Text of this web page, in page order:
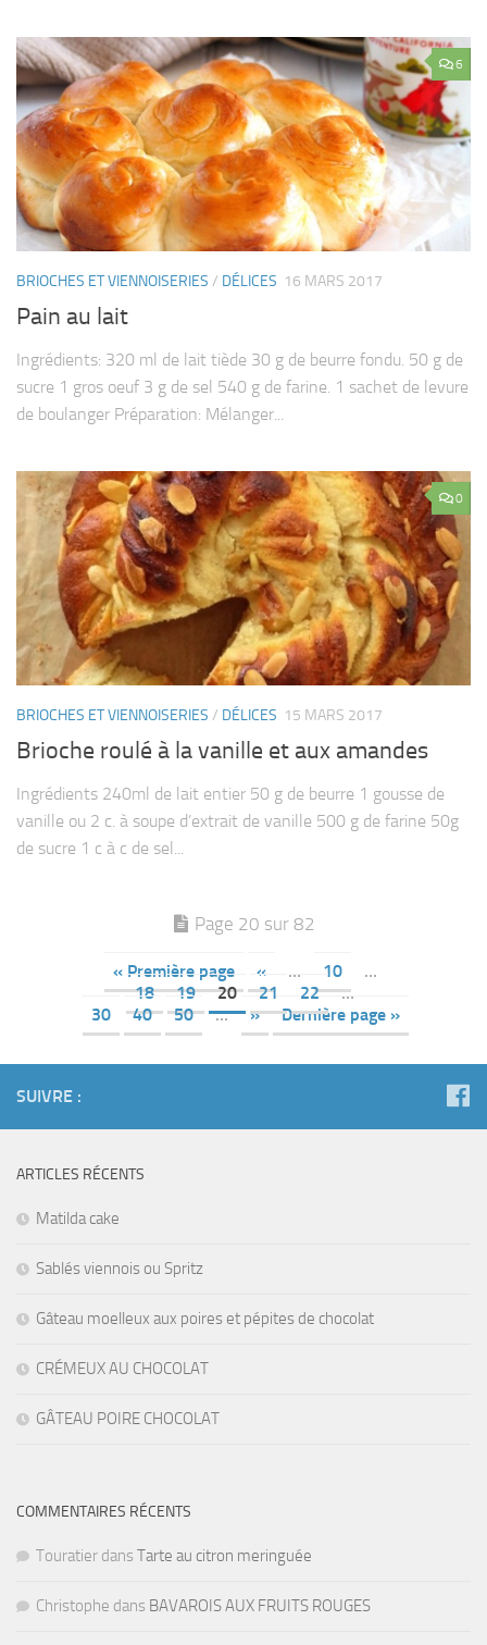
6
BRIOCHES ET VIENNOISERIES / DÉLICES 16 MARS 2017
Pain au lait
Ingrédients: 320 ml de lait tiède 30 g de beurre fondu. 50 g de
sucre 1 gros oeuf 3 g de sel 540 g de farine. 1 sachet de levure
de boulanger Préparation: Mélanger...
0
BRIOCHES ET VIENNOISERIES / DÉLICES 15 MARS 2017
Brioche roulé à la vanille et aux amandes
Ingrédients 240ml de lait entier 50 g de beurre 1 gousse de
vanille ou 2 c. à soupe d’extrait de vanille 500 g de farine 50g
de sucre 1 c à c de sel...
Page 20 sur 82
« Première page « … 10
…
18
19 20 21 22
…
30
40 50 … » Dernière page »
SUIVRE :
ARTICLES RÉCENTS
Matilda cake
Sablés viennois ou Spritz
Gâteau moelleux aux poires et pépites de chocolat
CRÉMEUX AU CHOCOLAT
GÂTEAU POIRE CHOCOLAT
COMMENTAIRES RÉCENTS
Touratier dans Tarte au citron meringuée
Christophe dans BAVAROIS AUX FRUITS ROUGES